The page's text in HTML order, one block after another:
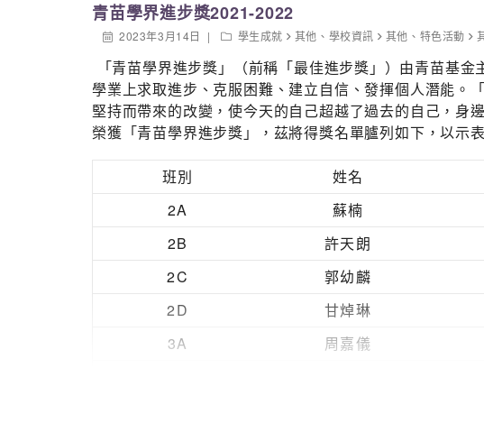
3C 林苡甯
3C 張栢昊
4A 林靖彤
4A 鄭舒齡
4A 石夢厦
4B 林菀瑩
4C 黃玲
5A 陳寶兒
5A 劉天樂
5A 薛美虹
5B 石婉芝
5B 楊梓鋒
青苗學界進步獎2021-2022
2023年3月14日 學生成就 其他 、 學校資訊 其他 、 特色活動
「青苗學界進步獎」（前稱「最佳進步獎」）由青苗基
學業上求取進步、克服困難、建立自信、發揮個人潛能。
堅持而帶來的改變，使今天的自己超越了過去的自己，
榮獲「青苗學界進步獎」，茲將得獎名單臚列如下，以示
班別 姓名
2A
蘇楠
2B
許天朗
2C
郭幼麟
2D
甘焯琳
3A
周嘉儀